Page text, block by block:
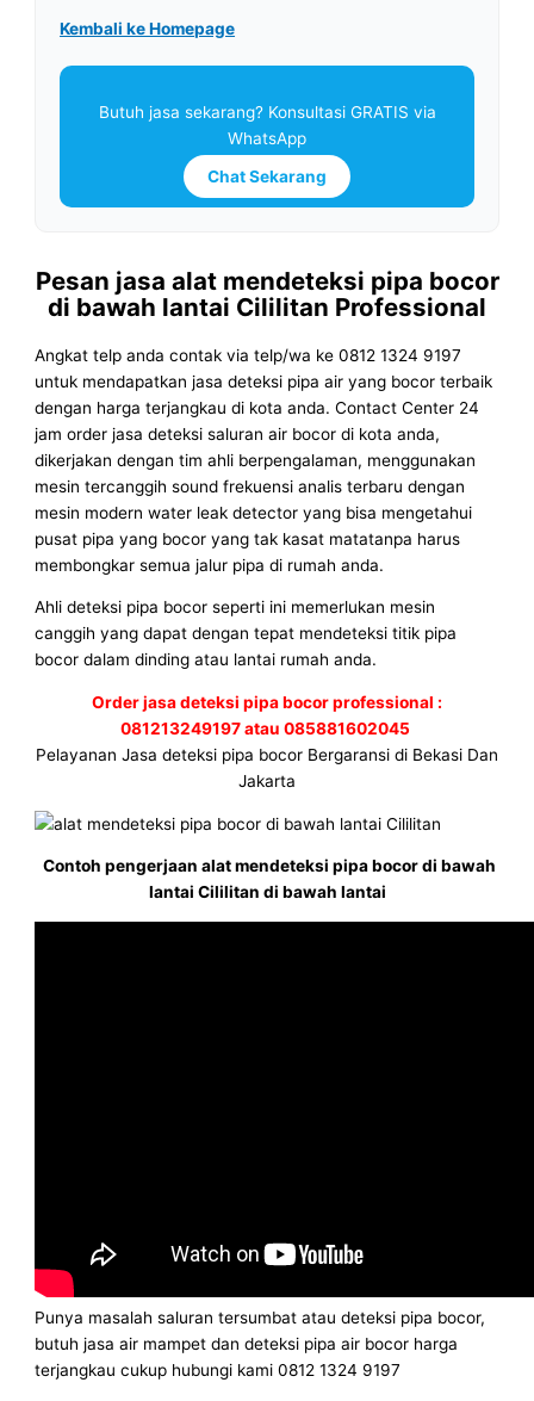
Kembali ke Homepage
Butuh jasa sekarang? Konsultasi GRATIS via
WhatsApp
Chat Sekarang
Pesan jasa alat mendeteksi pipa bocor
di bawah lantai Cililitan Professional
Angkat telp anda contak via telp/wa ke 0812 1324 9197
untuk mendapatkan jasa deteksi pipa air yang bocor terbaik
dengan harga terjangkau di kota anda. Contact Center 24
jam order jasa deteksi saluran air bocor di kota anda,
dikerjakan dengan tim ahli berpengalaman, menggunakan
mesin tercanggih sound frekuensi analis terbaru dengan
mesin modern water leak detector yang bisa mengetahui
pusat pipa yang bocor yang tak kasat matatanpa harus
membongkar semua jalur pipa di rumah anda.
Ahli deteksi pipa bocor seperti ini memerlukan mesin
canggih yang dapat dengan tepat mendeteksi titik pipa
bocor dalam dinding atau lantai rumah anda.
Order jasa deteksi pipa bocor professional :
081213249197 atau 085881602045
Pelayanan Jasa deteksi pipa bocor Bergaransi di Bekasi Dan
Jakarta
Contoh pengerjaan alat mendeteksi pipa bocor di bawah
lantai Cililitan di bawah lantai
Punya masalah saluran tersumbat atau deteksi pipa bocor,
butuh jasa air mampet dan deteksi pipa air bocor harga
terjangkau cukup hubungi kami 0812 1324 9197